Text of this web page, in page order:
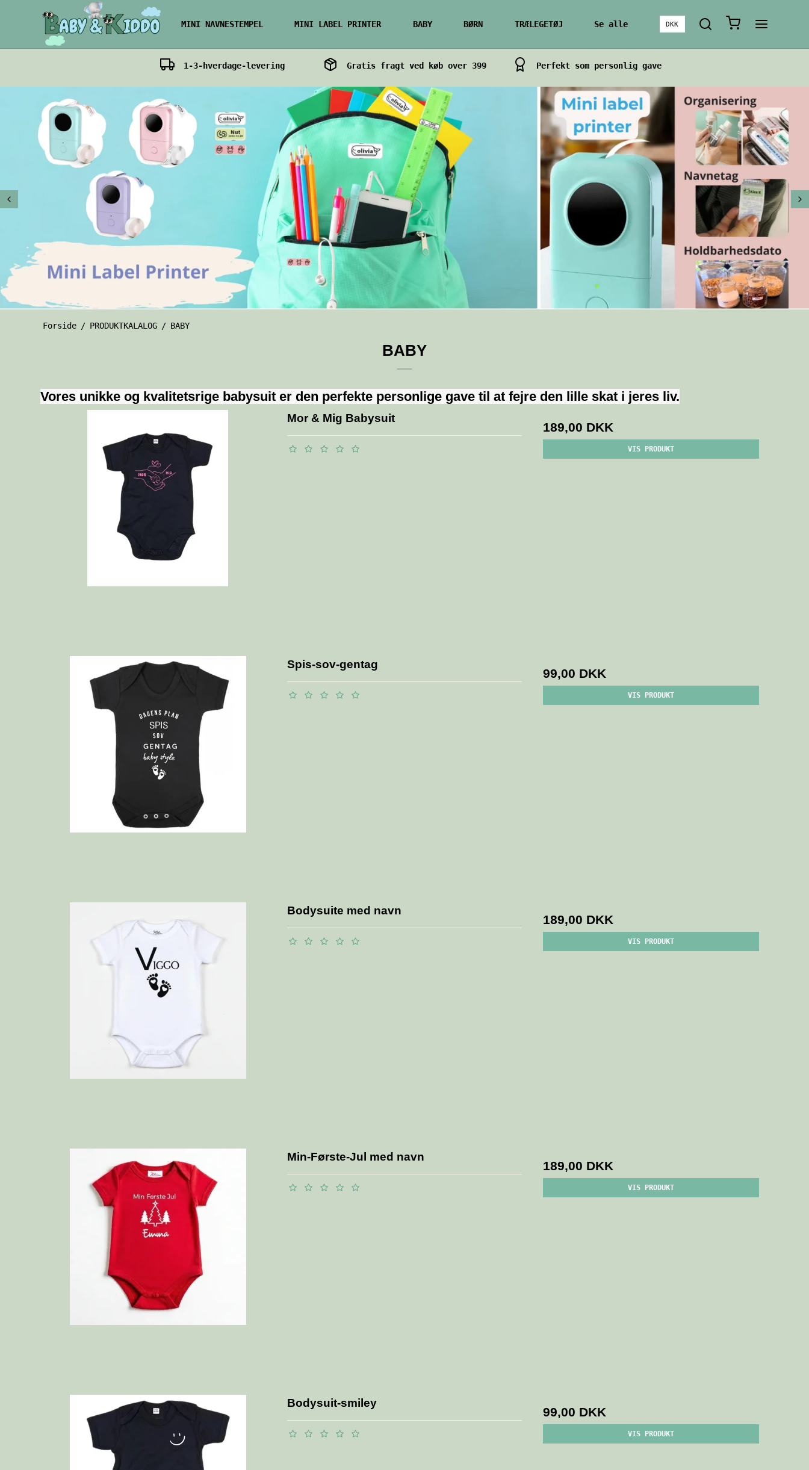
MINI NAVNESTEMPEL MINI LABEL PRINTER BABY BØRN TRÆLEGETØJ Se alle DKK
1-3-hverdage-levering Gratis fragt ved køb over 399 Perfekt som personlig gave
Forside / PRODUKTKALALOG / BABY
BABY
Vores unikke og kvalitetsrige babysuit er den perfekte personlige gave til at fejre den lille skat i jeres liv.
Mor & Mig Babysuit
189,00 DKK
VIS PRODUKT
Spis-sov-gentag
99,00 DKK
VIS PRODUKT
Bodysuite med navn
189,00 DKK
VIS PRODUKT
Min-Første-Jul med navn
189,00 DKK
VIS PRODUKT
Bodysuit-smiley
99,00 DKK
VIS PRODUKT